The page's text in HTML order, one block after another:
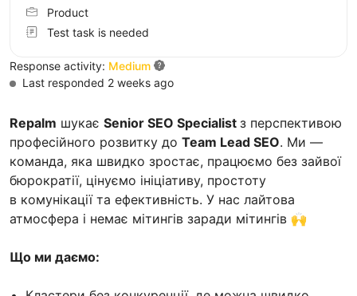
Repalm шукає Senior SEO Specialist з перспективою
професійного розвитку до Team Lead SEO. Ми —
команда, яка швидко зростає, працюємо без зайвої
бюрократії, цінуємо ініціативу, простоту
в комунікації та ефективність. У нас лайтова
атмосфера і немає мітингів заради мітингів 🙌
Що ми даємо:
Product
Test task is needed
Response activity: Medium
Last responded 2 weeks ago